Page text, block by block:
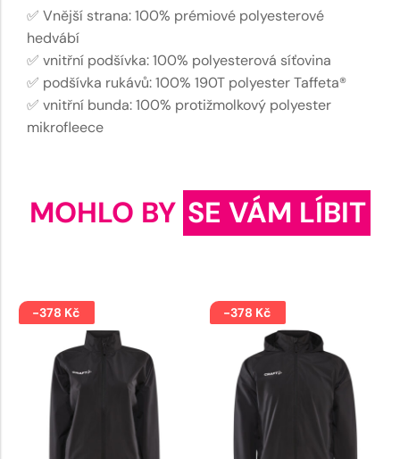
✅ Vnější strana: 100% prémiové polyesterové
hedvábí
✅ vnitřní podšívka: 100% polyesterová síťovina
✅ podšívka rukávů: 100% 190T polyester Taffeta®
✅ vnitřní bunda: 100% protižmolkový polyester
mikrofleece
MOHLO BY SE VÁM LÍBIT
-378 Kč -378 Kč